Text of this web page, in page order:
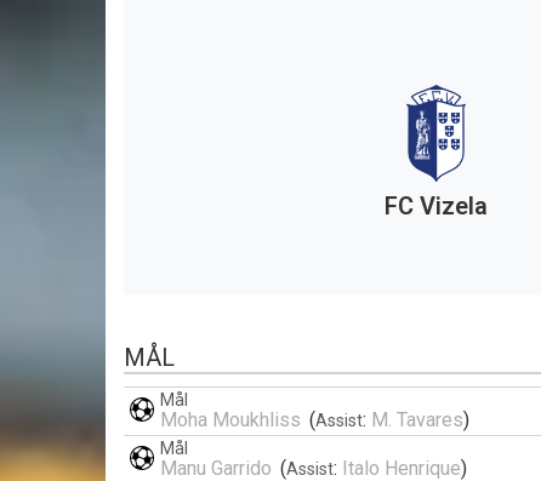
FC Vizela
MÅL
Mål
Moha Moukhliss (Assist: M. Tavares)
Mål
Manu Garrido (Assist: Italo Henrique)